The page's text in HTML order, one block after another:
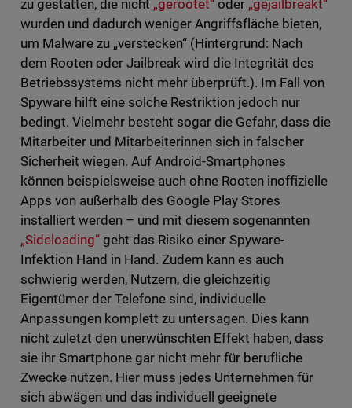
zu gestatten, die nicht „gerootet“ oder „gejailbreakt“
wurden und dadurch weniger Angriffsfläche bieten,
um Malware zu „verstecken“ (Hintergrund: Nach
dem Rooten oder Jailbreak wird die Integrität des
Betriebssystems nicht mehr überprüft.). Im Fall von
Spyware hilft eine solche Restriktion jedoch nur
bedingt. Vielmehr besteht sogar die Gefahr, dass die
Mitarbeiter und Mitarbeiterinnen sich in falscher
Sicherheit wiegen. Auf Android-Smartphones
können beispielsweise auch ohne Rooten inoffizielle
Apps von außerhalb des Google Play Stores
installiert werden – und mit diesem sogenannten
„Sideloading“geht das Risiko einer Spyware-
Infektion Hand in Hand. Zudem kann es auch
schwierig werden, Nutzern, die gleichzeitig
Eigentümer der Telefone sind, individuelle
Anpassungen komplett zu untersagen. Dies kann
nicht zuletzt den unerwünschten Effekt haben, dass
sie ihr Smartphone gar nicht mehr für berufliche
Zwecke nutzen. Hier muss jedes Unternehmen für
sich abwägen und das individuell geeignete